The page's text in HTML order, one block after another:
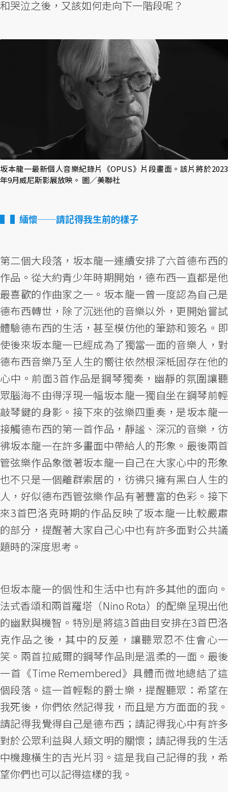
和哭泣之後，又該如何走向下一階段呢？
坂本龍一最新個人音樂紀錄片《OPUS》片段畫面。該片將於2023
年9月威尼斯影展放映。 圖／美聯社
▌緬懷──請記得我生前的樣子
第二個大段落，坂本龍一連續安排了六首德布西的
作品。從大約青少年時期開始，德布西一直都是他
最喜歡的作曲家之一。坂本龍一曾一度認為自己是
德布西轉世，除了沉迷他的音樂以外，更開始嘗試
體驗德布西的生活，甚至模仿他的筆跡和簽名。即
使後來坂本龍一已經成為了獨當一面的音樂人，對
德布西音樂乃至人生的嚮往依然根深柢固存在他的
心中。前面3首作品是鋼琴獨奏，幽靜的氛圍讓聽
眾腦海不由得浮現一幅坂本龍一獨自坐在鋼琴前輕
敲琴鍵的身影。接下來的弦樂四重奏，是坂本龍一
接觸德布西的第一首作品，靜謐、深沉的音樂，彷
彿坂本龍一在許多畫面中帶給人的形象。最後兩首
管弦樂作品象徵著坂本龍一自己在大家心中的形象
也不只是一個離群索居的，彷彿只擁有黑白人生的
人，好似德布西管弦樂作品有著豐富的色彩。接下
來3首巴洛克時期的作品反映了坂本龍一比較嚴肅
的部分，提醒著大家自己心中也有許多面對公共議
題時的深度思考。
但坂本龍一的個性和生活中也有許多其他的面向。
法式香頌和兩首羅塔（Nino Rota）的配樂呈現出他
的幽默與機智。特別是將這3首曲目安排在3首巴洛
克作品之後，其中的反差，讓聽眾忍不住會心一
笑。兩首拉威爾的鋼琴作品則是溫柔的一面。最後
一首《Time Remembered》具體而微地總結了這
個段落。這一首輕鬆的爵士樂，提醒聽眾：希望在
我死後，你們依然記得我，而且是方方面面的我。
請記得我覺得自己是德布西；請記得我心中有許多
對於公眾利益與人類文明的關懷；請記得我的生活
中機趣橫生的吉光片羽。這是我自己記得的我，希
望你們也可以記得這樣的我。